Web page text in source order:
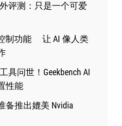
评测：只是一个可爱
制功能 让 AI 像人类
具问世！Geekbench AI
性能
备推出媲美 Nvidia